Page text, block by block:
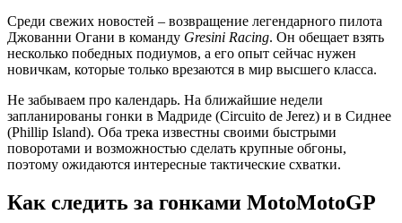
Среди свежих новостей – возвращение легендарного пилота
Джованни Огани в команду Gresini Racing. Он обещает взять
несколько победных подиумов, а его опыт сейчас нужен
новичкам, которые только врезаются в мир высшего класса.
Не забываем про календарь. На ближайшие недели
запланированы гонки в Мадриде (Circuito de Jerez) и в Сиднее
(Phillip Island). Оба трека известны своими быстрыми
поворотами и возможностью сделать крупные обгоны,
поэтому ожидаются интересные тактические схватки.
Как следить за гонками MotoMotoGP